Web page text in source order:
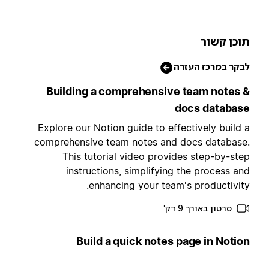
קשור
במרכז העזרה
Building a comprehensive team notes
docs
Explore our Notion guide to effectively build
comprehensive team notes and docs
This tutorial video provides step-by-
instructions, simplifying the process
enhancing your team's
סרטון באורך 9 דק'
Build a quick notes page in